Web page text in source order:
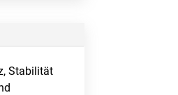
Stabilität